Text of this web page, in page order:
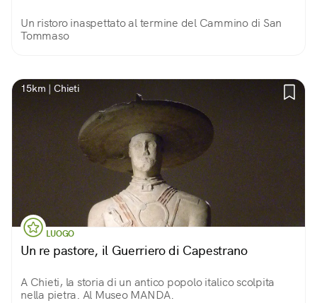
Un ristoro inaspettato al termine del Cammino di San
Tommaso
15km | Chieti
LUOGO
Un re pastore, il Guerriero di Capestrano
A Chieti, la storia di un antico popolo italico scolpita
nella pietra. Al Museo MANDA.